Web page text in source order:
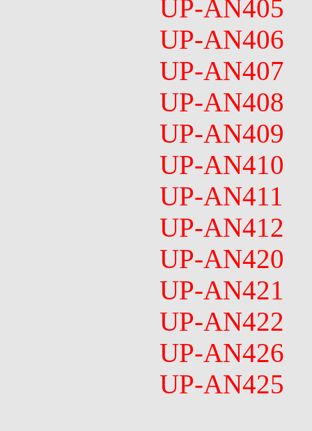
UP-AN405
UP-AN406
UP-AN407
UP-AN408
UP-AN409
UP-AN410
UP-AN411
UP-AN412
UP-AN420
UP-AN421
UP-AN422
UP-AN426
UP-AN425